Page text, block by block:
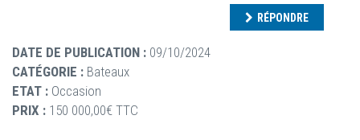
RÉPONDRE
DATE DE PUBLICATION : 09/10/2024
CATÉGORIE : Bateaux
ETAT : Occasion
PRIX : 150 000,00€ TTC